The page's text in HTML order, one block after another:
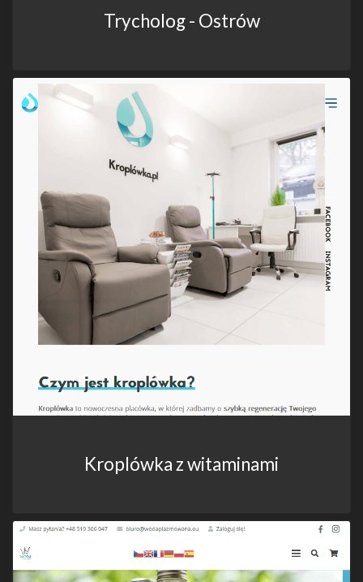
Trycholog - Ostrów
Kroplówka z witaminami